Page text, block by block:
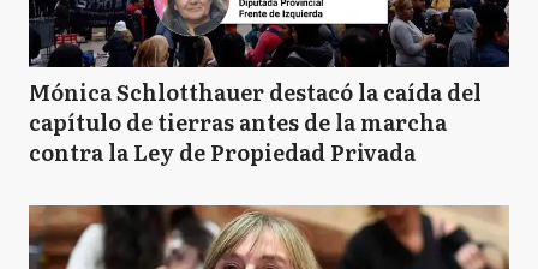
Mónica Schlotthauer destacó la caída del
capítulo de tierras antes de la marcha
contra la Ley de Propiedad Privada